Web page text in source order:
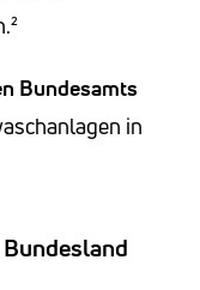
Bundesamts
in